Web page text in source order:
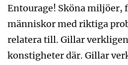
Entourage! Sköna miljöer,
människor med riktiga
relatera till. Gillar
konstigheter där. Gillar